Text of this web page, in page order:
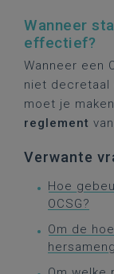
Wanneer
effectief?
Wanneer een
niet decretaal
moet je
reglement
Verwante
Hoe
OCSG?
Om de